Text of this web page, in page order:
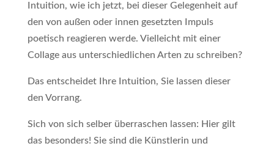
Intuition, wie ich jetzt, bei dieser Gelegenheit auf
den von außen oder innen gesetzten Impuls
poetisch reagieren werde. Vielleicht mit einer
Collage aus unterschiedlichen Arten zu schreiben?
Das entscheidet Ihre Intuition, Sie lassen dieser
den Vorrang.
Sich von sich selber überraschen lassen: Hier gilt
das besonders! Sie sind die Künstlerin und